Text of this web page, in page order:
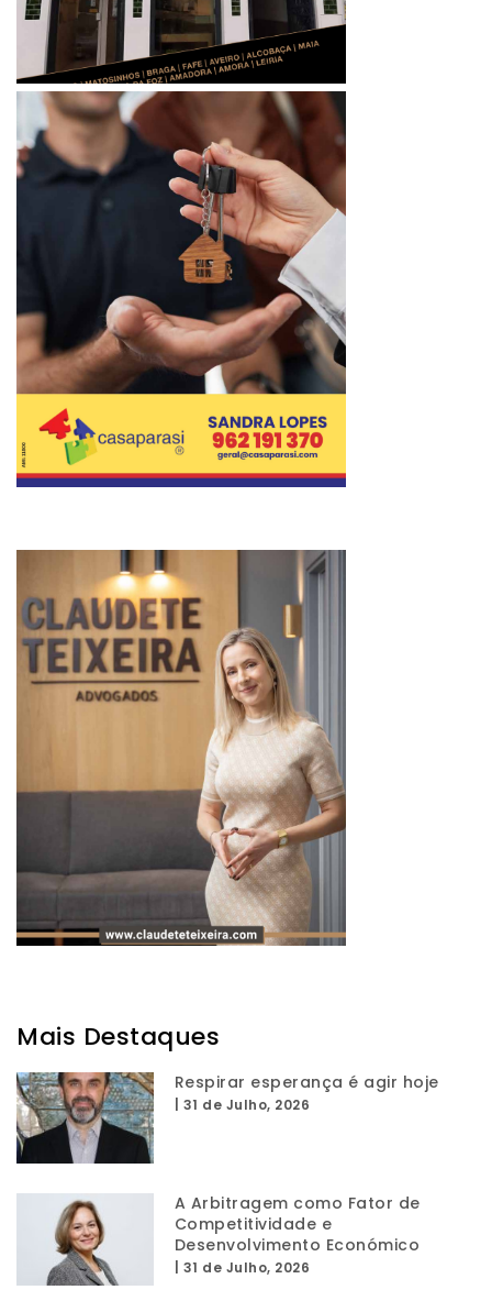
Mais Destaques
Respirar esperança é agir hoje
31 de Julho, 2026
A Arbitragem como Fator de
Competitividade e
Desenvolvimento Económico
31 de Julho, 2026